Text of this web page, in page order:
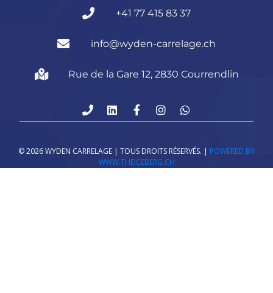
+41 77 415 83 37
info@wyden-carrelage.ch
Rue de la Gare 12, 2830 Courrendlin
©2026WYDEN CARRELAGE | TOUS DROITS RÉSERVÉS. | POWERED BY
WWW.THEICEBERG.CH